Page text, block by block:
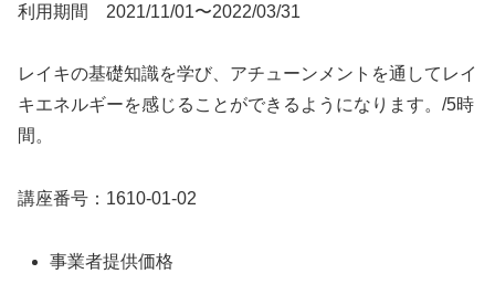
利用期間 2021/11/01〜2022/03/31
レイキの基礎知識を学び、アチューンメントを通してレイ
キエネルギーを感じることができるようになります。/5時
間。
講座番号：1610-01-02
事業者提供価格